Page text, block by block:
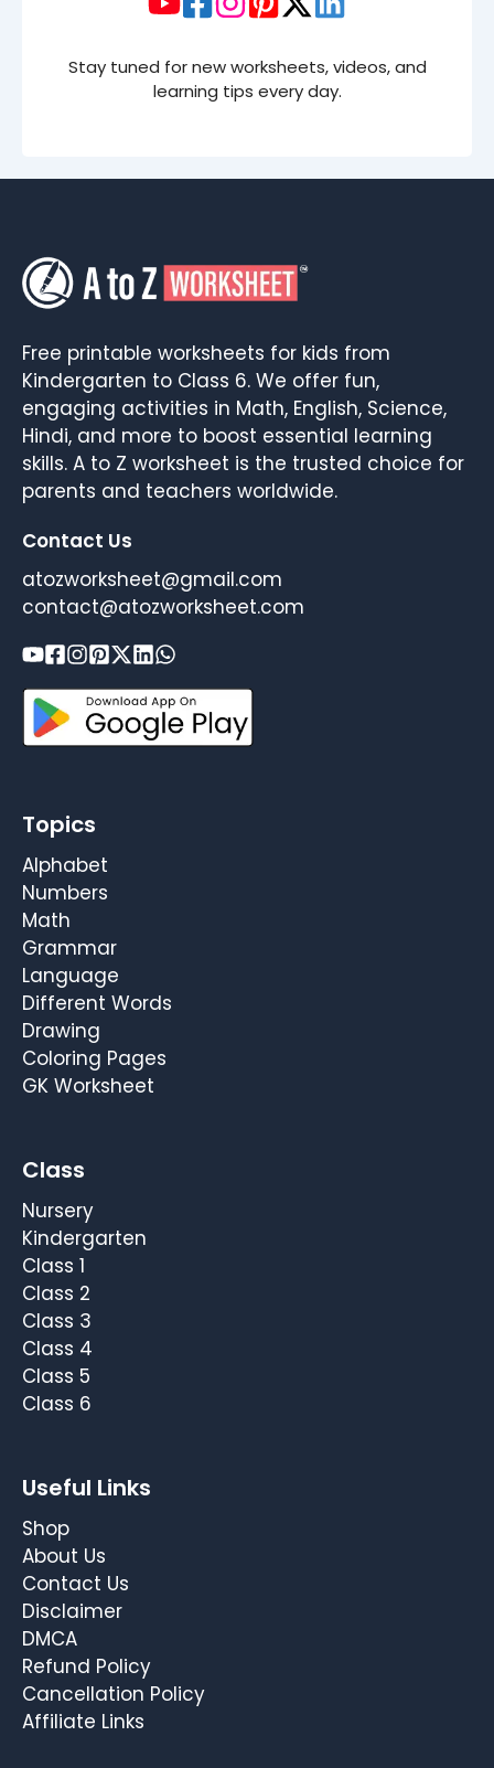
Stay tuned for new worksheets, videos, and
learning tips every day.
Free printable worksheets for kids from
Kindergarten to Class 6. We offer fun,
engaging activities in Math, English, Science,
Hindi, and more to boost essential learning
skills. A to Z worksheet is the trusted choice for
parents and teachers worldwide.
Contact Us
atozworksheet@gmail.com
contact@atozworksheet.com
Topics
Alphabet
Numbers
Math
Grammar
Language
Different Words
Drawing
Coloring Pages
GK Worksheet
Class
Nursery
Kindergarten
Class 1
Class 2
Class 3
Class 4
Class 5
Class 6
Useful Links
Shop
About Us
Contact Us
Disclaimer
DMCA
Refund Policy
Cancellation Policy
Affiliate Links